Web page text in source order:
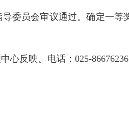
委员会审议通过。确定一等
反映。电话：025-